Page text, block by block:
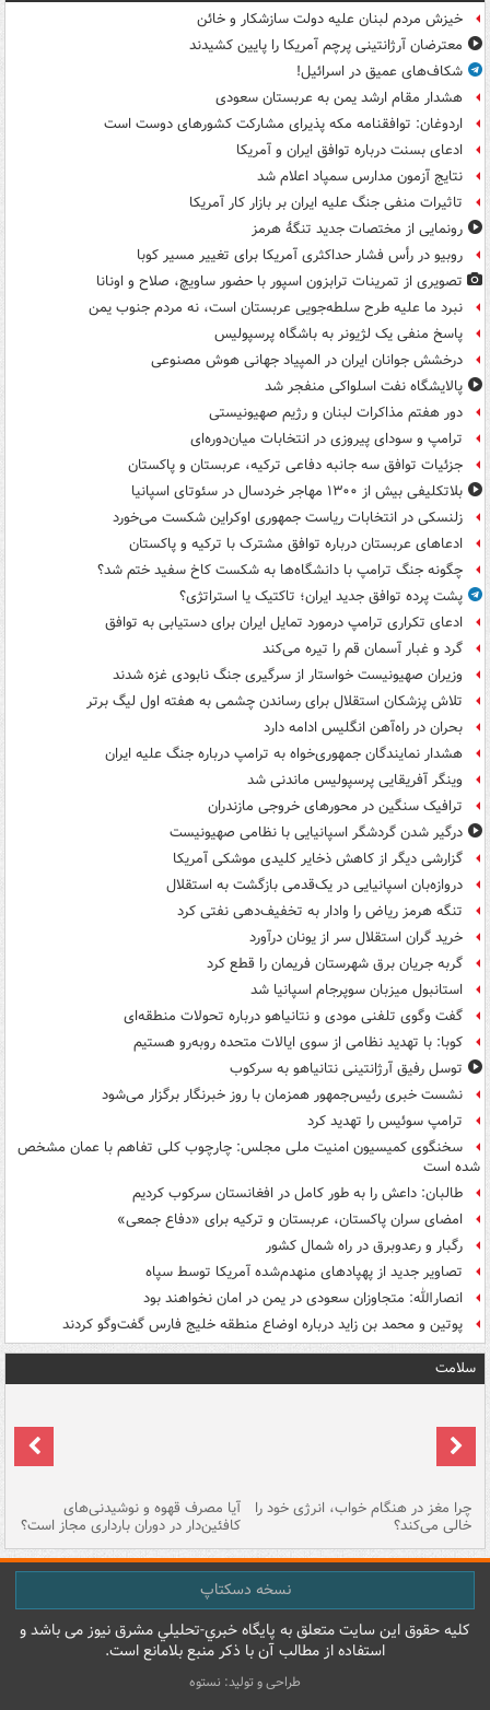
خیزش مردم لبنان علیه دولت سازشکار و خائن
معترضان آرژانتینی پرچم آمریکا را پایین کشیدند
شکاف‌های عمیق در اسرائیل!
هشدار مقام ارشد یمن به عربستان سعودی
اردوغان: توافقنامه مکه پذیرای مشارکت کشورهای دوست است
ادعای بسنت درباره توافق ایران و آمریکا
نتایج آزمون مدارس سمپاد اعلام شد
تاثیرات منفی جنگ علیه ایران بر بازار کار آمریکا
رونمایی از مختصات جدید تنگۀ هرمز
روبیو در رأس فشار حداکثری آمریکا برای تغییر مسیر کوبا
تصویری از تمرینات ترابزون اسپور با حضور ساویچ، صلاح و اونانا
نبرد ما علیه طرح سلطه‌جویی عربستان است، نه مردم جنوب یمن
پاسخ منفی یک لژیونر به باشگاه پرسپولیس
درخشش جوانان ایران در المپیاد جهانی هوش مصنوعی
پالایشگاه نفت اسلواکی منفجر شد
دور هفتم مذاکرات لبنان و رژیم صهیونیستی
ترامپ و سودای پیروزی در انتخابات میان‌دوره‌ای
جزئیات توافق سه جانبه دفاعی ترکیه، عربستان و پاکستان
بلاتکلیفی بیش از ۱۳۰۰ مهاجر خردسال در سئوتای اسپانیا
زلنسکی در انتخابات ریاست جمهوری اوکراین شکست می‌خورد
ادعاهای عربستان درباره توافق مشترک با ترکیه و پاکستان
چگونه جنگ ترامپ با دانشگاه‌ها به شکست کاخ سفید ختم شد؟
پشت پرده توافق جدید ایران؛ تاکتیک یا استراتژی؟
ادعای تکراری ترامپ درمورد تمایل ایران برای دستیابی به توافق
گرد و غبار آسمان قم را تیره می‌کند
وزیران صهیونیست خواستار از سرگیری جنگ نابودی غزه شدند
تلاش پزشکان استقلال برای رساندن چشمی به هفته اول لیگ برتر
بحران در راه‌آهن انگلیس ادامه دارد
هشدار نمایندگان جمهوری‌خواه به ترامپ درباره جنگ علیه ایران
وینگر آفریقایی پرسپولیس ماندنی شد
ترافیک سنگین در محورهای خروجی مازندران
درگیر شدن گردشگر اسپانیایی با نظامی صهیونیست
گزارشی دیگر از کاهش ذخایر کلیدی موشکی آمریکا
دروازه‌بان اسپانیایی در یک‌قدمی بازگشت به استقلال
تنگه هرمز ریاض را وادار به تخفیف‌دهی نفتی کرد
خرید گران استقلال سر از یونان درآورد
گربه جریان برق شهرستان فریمان را قطع کرد
استانبول میزبان سوپرجام اسپانیا شد
گفت وگوی تلفنی مودی و نتانیاهو درباره تحولات منطقه‌ای
کوبا: با تهدید نظامی از سوی ایالات متحده روبه‌رو هستیم
توسل رفیق آرژانتینی نتانیاهو به سرکوب
نشست خبری رئیس‌جمهور همزمان با روز خبرنگار برگزار می‌شود
ترامپ سوئیس را تهدید کرد
سخنگوی کمیسیون امنیت ملی مجلس: چارچوب کلی تفاهم با عمان مشخص
شده است
طالبان: داعش را به طور کامل در افغانستان سرکوب کردیم
امضای سران پاکستان، عربستان و ترکیه برای «دفاع جمعی»
رگبار و رعدوبرق در راه شمال کشور
تصاویر جدید از پهپادهای منهدم‌شده آمریکا توسط سپاه
انصارالله: متجاوزان سعودی در یمن در امان نخواهند بود
پوتین و محمد بن زاید درباره اوضاع منطقه خلیج فارس گفت‌وگو کردند
سلامت
چرا مغز در هنگام خواب، انرژی خود را
خالی می‌کند؟
آیا مصرف قهوه و نوشیدنی‌های
کافئین‌دار در دوران بارداری مجاز است؟
نسخه دسکتاپ
کليه حقوق اين سايت متعلق به پایگاه خبري-تحليلي مشرق نيوز می باشد و
استفاده از مطالب آن با ذکر منبع بلامانع است.
طراحی و تولید: نستوه